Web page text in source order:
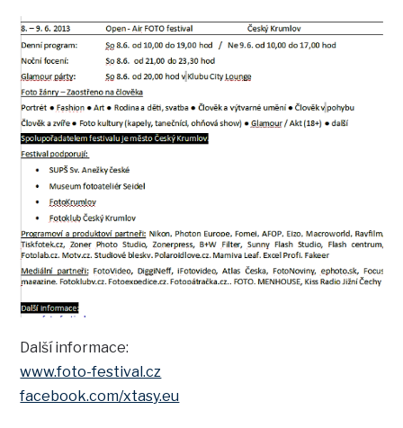
Další informace:
www.foto-festival.cz
facebook.com/xtasy.eu